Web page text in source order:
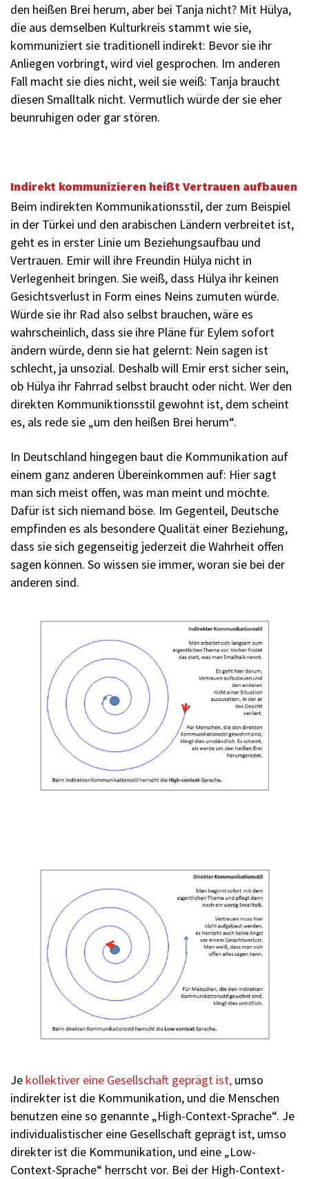
den heißen Brei herum, aber bei Tanja nicht? Mit Hülya,
die aus demselben Kulturkreis stammt wie sie,
kommuniziert sie traditionell indirekt: Bevor sie ihr
Anliegen vorbringt, wird viel gesprochen. Im anderen
Fall macht sie dies nicht, weil sie weiß: Tanja braucht
diesen Smalltalk nicht. Vermutlich würde der sie eher
beunruhigen oder gar stören.
Indirekt kommunizieren heißt Vertrauen aufbauen
Beim indirekten Kommunikationsstil, der zum Beispiel
in der Türkei und den arabischen Ländern verbreitet ist,
geht es in erster Linie um Beziehungsaufbau und
Vertrauen. Emir will ihre Freundin Hülya nicht in
Verlegenheit bringen. Sie weiß, dass Hülya ihr keinen
Gesichtsverlust in Form eines Neins zumuten würde.
Würde sie ihr Rad also selbst brauchen, wäre es
wahrscheinlich, dass sie ihre Pläne für Eylem sofort
ändern würde, denn sie hat gelernt: Nein sagen ist
schlecht, ja unsozial. Deshalb will Emir erst sicher sein,
ob Hülya ihr Fahrrad selbst braucht oder nicht. Wer den
direkten Kommuniktionsstil gewohnt ist, dem scheint
es, als rede sie „um den heißen Brei herum“.
In Deutschland hingegen baut die Kommunikation auf
einem ganz anderen Übereinkommen auf: Hier sagt
man sich meist offen, was man meint und möchte.
Dafür ist sich niemand böse. Im Gegenteil, Deutsche
empfinden es als besondere Qualität einer Beziehung,
dass sie sich gegenseitig jederzeit die Wahrheit offen
sagen können. So wissen sie immer, woran sie bei der
anderen sind.
Je kollektiver eine Gesellschaft geprägt ist, umso
indirekter ist die Kommunikation, und die Menschen
benutzen eine so genannte „High-Context-Sprache“. Je
individualistischer eine Gesellschaft geprägt ist, umso
direkter ist die Kommunikation, und eine „Low-
Context-Sprache“ herrscht vor. Bei der High-Context-